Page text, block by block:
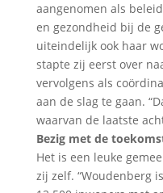
aangenomen als
en gezondheid bij de
uiteindelijk ook haar
stapte zij eerst over
vervolgens als
aan de slag te gaan.
waarvan de laatste
Bezig met de
Het is een leuke
zij zelf. “Woudenberg